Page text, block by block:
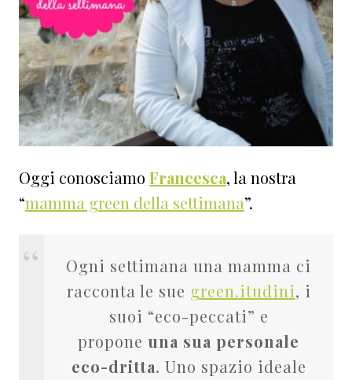
Oggi conosciamo Francesca, la nostra
“mamma green della settimana”.
Ogni settimana una mamma ci
racconta le sue green.itudini, i
suoi “eco-peccati” e
propone una sua personale
eco-dritta. Uno spazio ideale